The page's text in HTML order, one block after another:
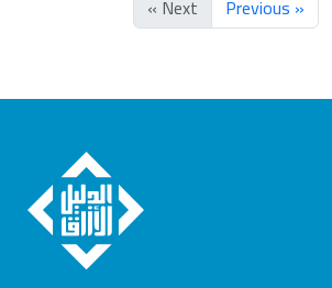
« Previous
Next »